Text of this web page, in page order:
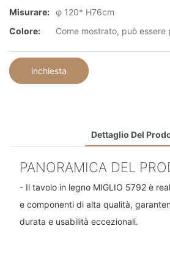
Misurare: φ 120* H76cm
Colore:
Come mostrato, può essere
inchiesta
Dettaglio Del
PANORAMICA DEL
- Il tavolo in legno MIGLIO 5792 è
e componenti di alta qualità,
durata e usabilità eccezionali.